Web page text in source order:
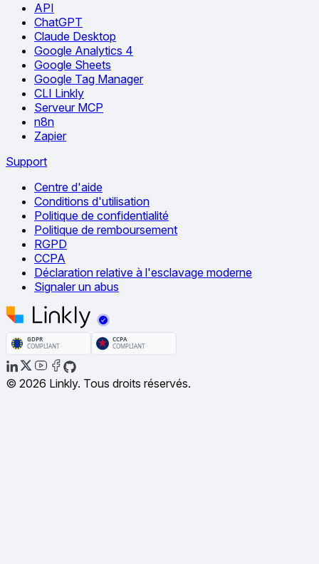
API
ChatGPT
Claude Desktop
Google Analytics 4
Google Sheets
Google Tag Manager
CLI Linkly
Serveur MCP
n8n
Zapier
Support
Centre d'aide
Conditions d'utilisation
Politique de confidentialité
Politique de remboursement
RGPD
CCPA
Déclaration relative à l'esclavage moderne
Signaler un abus
© 2026 Linkly. Tous droits réservés.